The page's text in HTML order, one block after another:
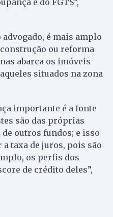
e do FGTS”,
advogado, é mais amplo
ou reforma
abarca os imóveis
situados na zona
importante é a fonte
são das próprias
outros fundos; e isso
taxa de juros, pois são
os perfis dos
de crédito deles”,